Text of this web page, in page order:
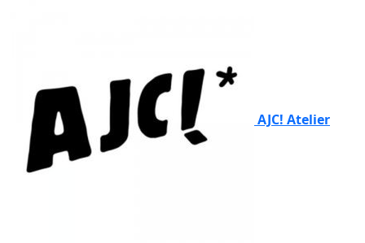
AJC! Atelier